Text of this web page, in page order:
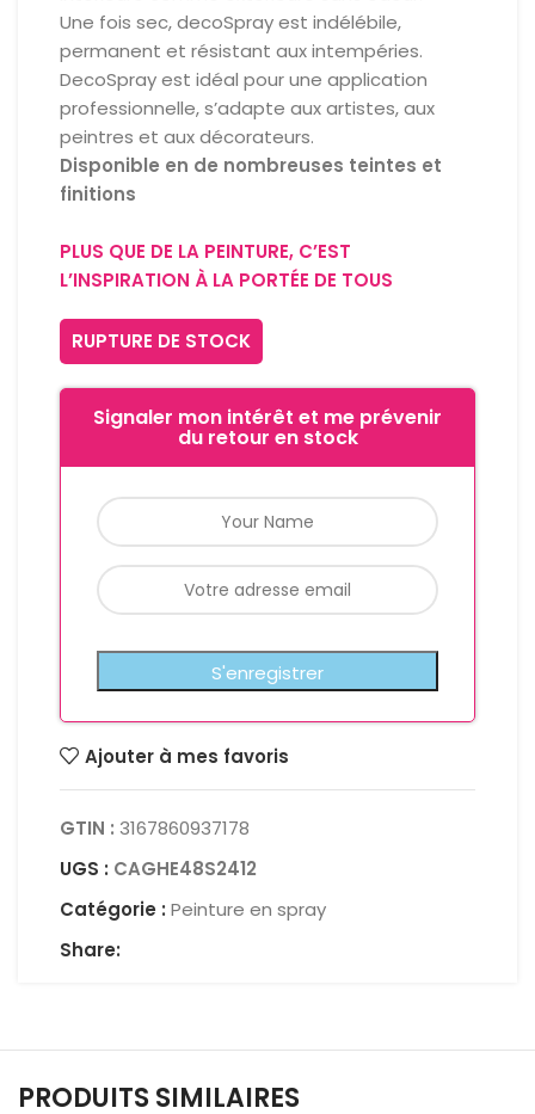
Une fois sec, decoSpray est indélébile,
permanent et résistant aux intempéries.
DecoSpray est idéal pour une application
professionnelle, s’adapte aux artistes, aux
peintres et aux décorateurs.
Disponible en de nombreuses teintes et
finitions
PLUS QUE DE LA PEINTURE, C’EST
L’INSPIRATION À LA PORTÉE DE TOUS
RUPTURE DE STOCK
Signaler mon intérêt et me prévenir
du retour en stock
Ajouter à mes favoris
GTIN : 3167860937178
UGS : CAGHE48S2412
Catégorie : Peinture en spray
Share:
PRODUITS SIMILAIRES